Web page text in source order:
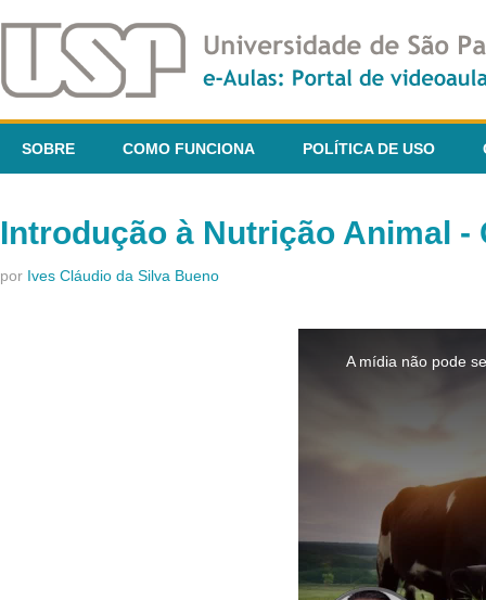
SOBRE COMO FUNCIONA POLÍTICA DE USO
Introdução à Nutrição Animal
por Ives Cláudio da Silva Bueno
A mídia não pode